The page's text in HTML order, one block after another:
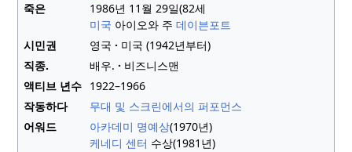
죽은
1986년 11월 29일(82세
미국 아이오와 주데이븐포트
시민권
영국
미국 (1942년부터)
직종.
배우.
비즈니스맨
액티브 년수 1922–1966
작동하다
무대 및 스크린에서의 퍼포먼스
어워드
아카데미 명예상(1970년)
케네디 센터 수상(1981년)